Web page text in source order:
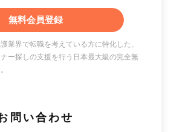
無料会員登録
業界で転職を考えている方に特化した、
ー探しの支援を行う日本最大級の完全無
問い合わせ